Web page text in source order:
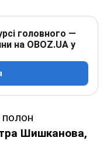
головного —
на OBOZ.UA у
полон
Шишканова,